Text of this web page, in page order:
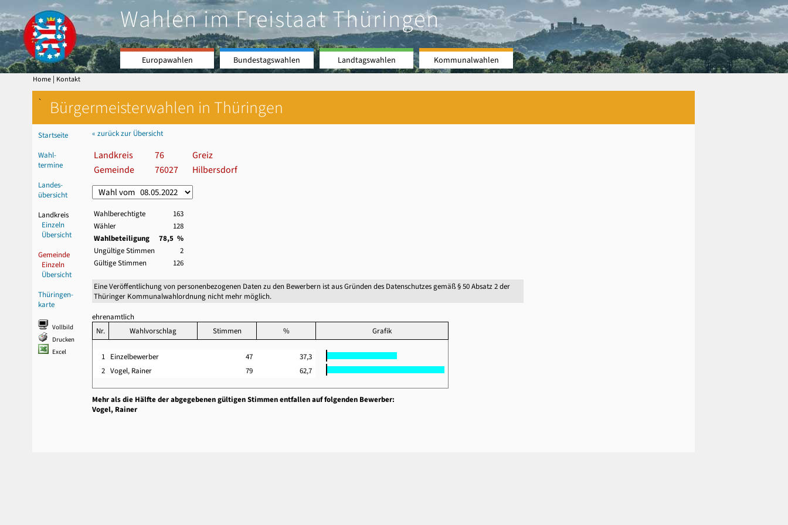
Wahlen im Freistaat Thüringen
Europawahlen Bundestagswahlen Landtagswahlen Kommunalwahlen
Home | Kontakt
` Bürgermeisterwahlen in Thüringen
Startseite
Wahl-
termine
Landes-
übersicht
Landkreis
Einzeln
Übersicht
Gemeinde
Einzeln
Übersicht
Thüringen-
karte
Vollbild
Drucken
Excel
« zurück zur Übersicht
Landkreis 76
Greiz
Gemeinde
76027 Hilbersdorf
Wahlberechtigte
163
Wähler
128
Wahlbeteiligung
78,5 %
Ungültige Stimmen
2
Gültige Stimmen
126
Eine Veröffentlichung von personenbezogenen Daten zu den Bewerbern ist aus Gründen des Datenschutzes gemäß § 50 Absatz 2 der
Thüringer Kommunalwahlordnung nicht mehr möglich.
ehrenamtlich
Nr.
Wahlvorschlag Stimmen % Grafik
1 Einzelbewerber 47
37,3
2 Vogel, Rainer 79 62,7
Mehr als die Hälfte der abgegebenen gültigen Stimmen entfallen auf folgenden Bewerber:
Vogel, Rainer